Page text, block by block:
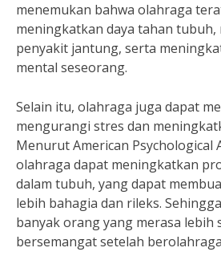
menemukan bahwa olahraga
meningkatkan daya tahan
penyakit jantung, serta
mental seseorang.
Selain itu, olahraga juga dapat
mengurangi stres dan
Menurut American Psychological
olahraga dapat meningkatkan
dalam tubuh, yang dapat
lebih bahagia dan rileks.
banyak orang yang merasa lebih
bersemangat setelah